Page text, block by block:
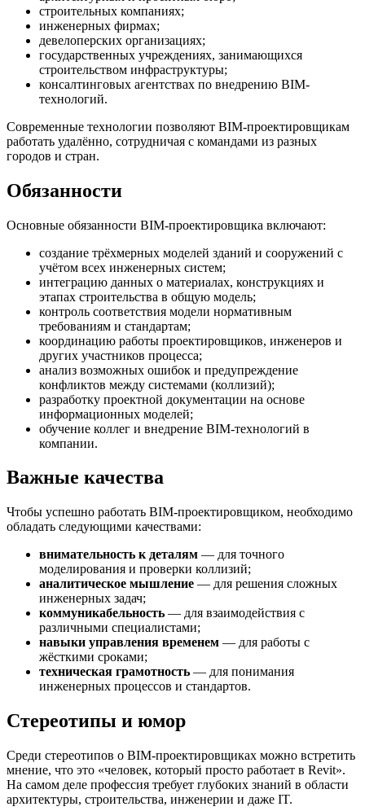
строительных компаниях;
инженерных фирмах;
девелоперских организациях;
государственных учреждениях, занимающихся
строительством инфраструктуры;
консалтинговых агентствах по внедрению BIM-
технологий.
Современные технологии позволяют BIM-проектировщикам
работать удалённо, сотрудничая с командами из разных
городов и стран.
Обязанности
Основные обязанности BIM-проектировщика включают:
создание трёхмерных моделей зданий и сооружений с
учётом всех инженерных систем;
интеграцию данных о материалах, конструкциях и
этапах строительства в общую модель;
контроль соответствия модели нормативным
требованиям и стандартам;
координацию работы проектировщиков, инженеров и
других участников процесса;
анализ возможных ошибок и предупреждение
конфликтов между системами (коллизий);
разработку проектной документации на основе
информационных моделей;
обучение коллег и внедрение BIM-технологий в
компании.
Важные качества
Чтобы успешно работать BIM-проектировщиком, необходимо
обладать следующими качествами:
внимательность к деталям — для точного
моделирования и проверки коллизий;
аналитическое мышление — для решения сложных
инженерных задач;
коммуникабельность — для взаимодействия с
различными специалистами;
навыки управления временем — для работы с
жёсткими сроками;
техническая грамотность — для понимания
инженерных процессов и стандартов.
Стереотипы и юмор
Среди стереотипов о BIM-проектировщиках можно встретить
мнение, что это «человек, который просто работает в Revit».
На самом деле профессия требует глубоких знаний в области
архитектуры, строительства, инженерии и даже IT.